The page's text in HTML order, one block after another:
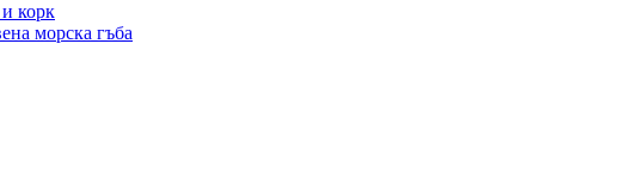
корк
морска гъба